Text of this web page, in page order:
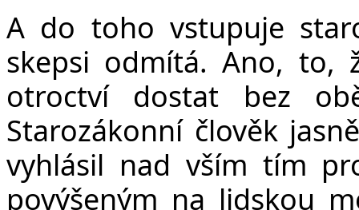
A do toho vstupuje
skepsi odmítá. Ano, to,
otroctví dostat bez
Starozákonní člověk
vyhlásil nad vším tím
povýšeným na lidskou